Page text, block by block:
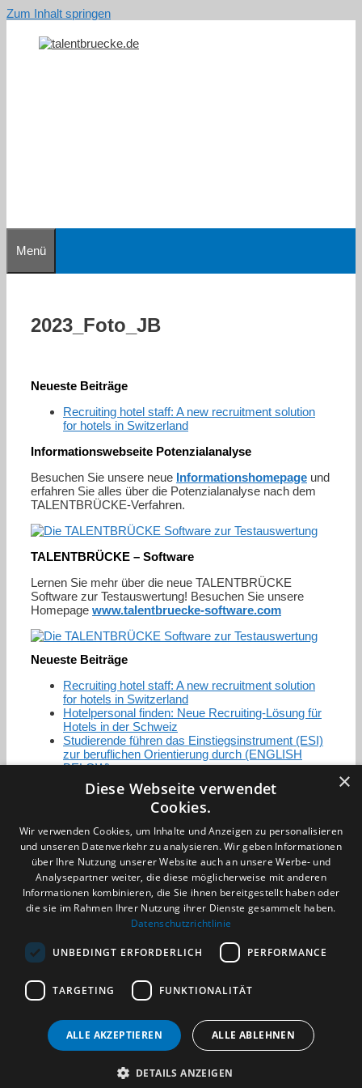
Zum Inhalt springen
Menü
2023_Foto_JB
Neueste Beiträge
Recruiting hotel staff: A new recruitment solution
for hotels in Switzerland
Informationswebseite Potenzialanalyse
Besuchen Sie unsere neue Informationshomepage und
erfahren Sie alles über die Potenzialanalyse nach dem
TALENTBRÜCKE-Verfahren.
TALENTBRÜCKE – Software
Lernen Sie mehr über die neue TALENTBRÜCKE
Software zur Testauswertung! Besuchen Sie unsere
Homepage www.talentbruecke-software.com
Neueste Beiträge
Recruiting hotel staff: A new recruitment solution
for hotels in Switzerland
Hotelpersonal finden: Neue Recruiting-Lösung für
Hotels in der Schweiz
Studierende führen das Einstiegsinstrument (ESI)
zur beruflichen Orientierung durch (ENGLISH
BELOW)
Zertifizierung / Mitgliedschaften
Datenschutzerklärung
Benachrichtigungsservice
Kontakt und Anfahrt
(c) 2026 TALENTBRÜCKE GmbH & Co. KG
×
Diese Webseite verwendet
Cookies.
Wir verwenden Cookies, um Inhalte und Anzeigen zu personalisieren
und unseren Datenverkehr zu analysieren. Wir geben Informationen
über Ihre Nutzung unserer Website auch an unsere Werbe- und
Analysepartner weiter, die diese möglicherweise mit anderen
Informationen kombinieren, die Sie ihnen bereitgestellt haben oder
die sie im Rahmen Ihrer Nutzung ihrer Dienste gesammelt haben.
Datenschutzrichtlinie
UNBEDINGT ERFORDERLICH PERFORMANCE
TARGETING FUNKTIONALITÄT
ALLE AKZEPTIEREN ALLE ABLEHNEN
DETAILS ANZEIGEN